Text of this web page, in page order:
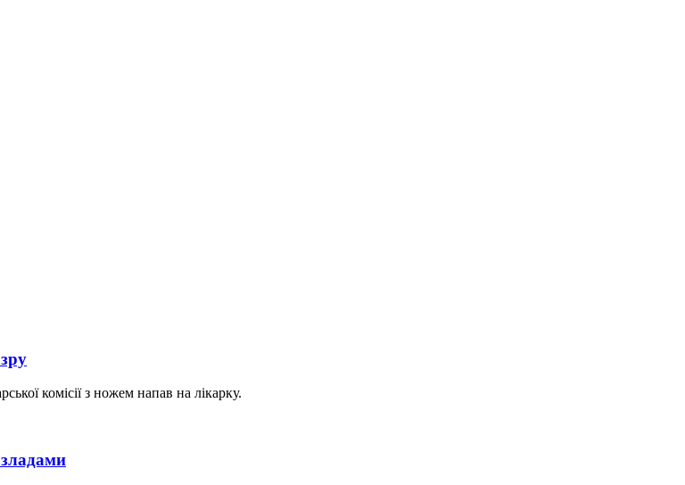
комісії з ножем напав на лікарку.